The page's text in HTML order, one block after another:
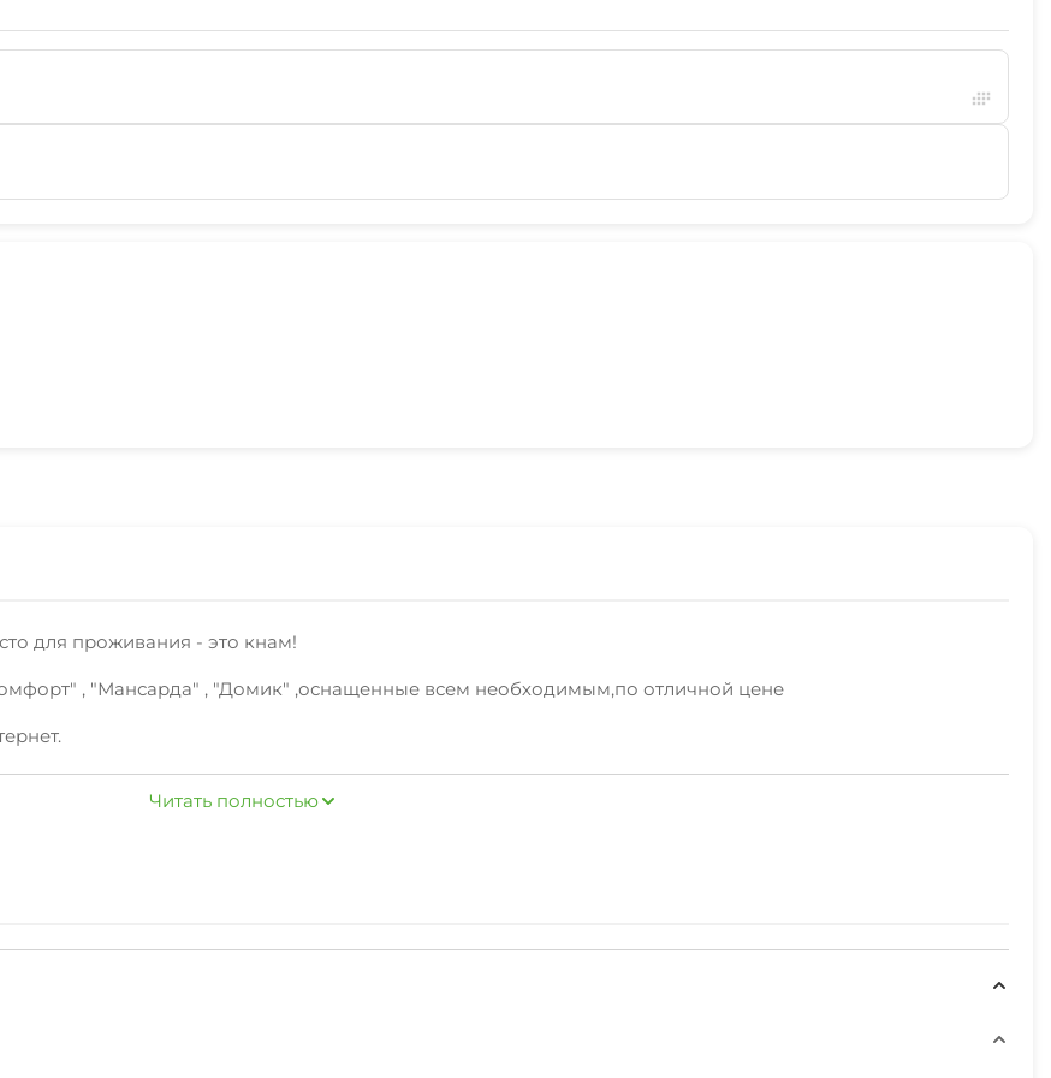
для проживания - это кнам!
, "Мансарда" , "Домик" ,оснащенные всем необходимым,по отличной цене
услуги, свч, стиральная машина, гладильные принадлежности, зеленый двор, беседка.Полный
центр города
телефону. Ждем вас!
Читать полностью